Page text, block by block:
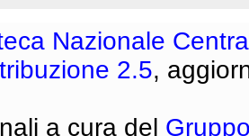
Nazionale
2.5,
a cura del